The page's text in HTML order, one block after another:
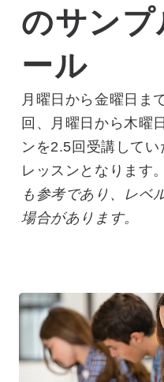
のサンプ
ール
月曜日から金曜日ま
回、月曜日から木曜
ンを2.5回受講して
レッスンとなります。
も参考であり、レベ
場合があります。